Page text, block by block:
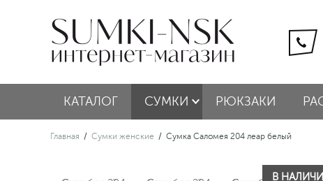
КАТАЛОГ СУМКИ РЮКЗАКИ
Главная / Сумки женские / Сумка Саломея 204 леар белый
В